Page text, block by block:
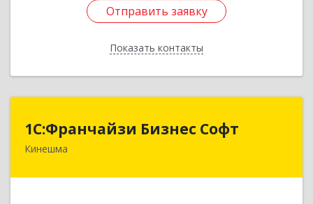
Отправить заявку
Показать контакты
Отправить заявку
Назад
1С:Франчайзи Бизнес Софт
Кинешма
1С:Франчайзи Бизнес Софт
155800, Ивановская обл, Кинешма г, Жуковская